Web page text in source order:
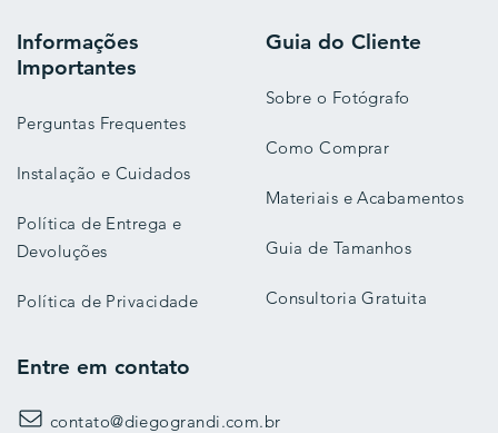
Informações
Importantes
Perguntas Frequentes
Instalação e Cuidados
Política de Entrega e
Devoluções
Política de Privacidade
Guia do Cliente
Sobre o Fotógrafo
Como Comprar
Materiais e Acabamentos
Guia de Tamanhos
Consultoria Gratuita
Entre em contato
contato@diegograndi.com.br